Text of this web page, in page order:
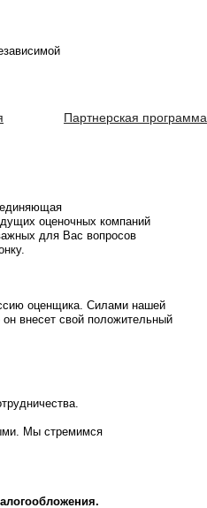
Партнерская программа
оценочных компаний
для Вас вопросов
оценщика. Силами нашей
внесет свой положительный
Мы стремимся